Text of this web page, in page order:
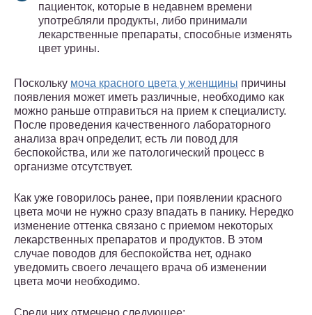
пациенток, которые в недавнем времени
употребляли продукты, либо принимали
лекарственные препараты, способные изменять
цвет урины.
Поскольку моча красного цвета у женщины причины
появления может иметь различные, необходимо как
можно раньше отправиться на прием к специалисту.
После проведения качественного лабораторного
анализа врач определит, есть ли повод для
беспокойства, или же патологический процесс в
организме отсутствует.
Как уже говорилось ранее, при появлении красного
цвета мочи не нужно сразу впадать в панику. Нередко
изменение оттенка связано с приемом некоторых
лекарственных препаратов и продуктов. В этом
случае поводов для беспокойства нет, однако
уведомить своего лечащего врача об изменении
цвета мочи необходимо.